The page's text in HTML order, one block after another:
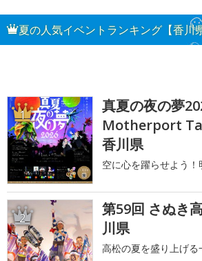
夏の人気イベントランキング【香川
1
真夏の夜の夢
Motherport
香川県
空に心を躍らせよう！
2
第59回 さぬき
川県
高松の夏を盛り上げる